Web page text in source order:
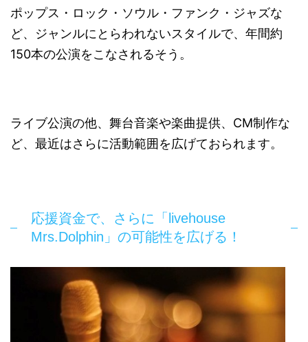
ポップス・ロック・ソウル・ファンク・ジャズな
ど、ジャンルにとらわれないスタイルで、年間約
150本の公演をこなされるそう。
ライブ公演の他、舞台音楽や楽曲提供、CM制作な
ど、最近はさらに活動範囲を広げておられます。
応援資金で、さらに「livehouse
Mrs.Dolphin」の可能性を広げる！